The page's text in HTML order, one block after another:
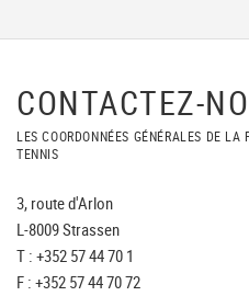
CONTACTEZ-
LES COORDONNÉES GÉNÉRALES DE
TENNIS
3, route d'Arlon
L-8009 Strassen
T : +352 57 44 70 1
F : +352 57 44 70 72